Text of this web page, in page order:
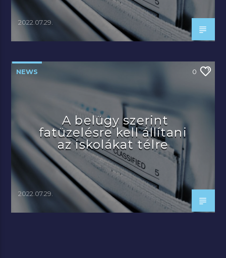
2022.07.29.
NEWS 0
A belügy szerint
fatüzelésre kell állítani
az iskolákat télre
2022.07.29.